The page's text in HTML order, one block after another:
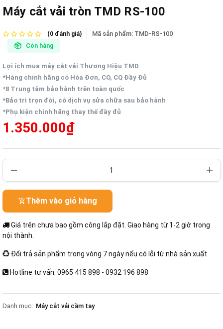
Máy cắt vải tròn TMD RS-100
(0 đánh giá) Mã sản phẩm: TMD-RS-100
Còn hàng
Lợi ích mua máy cắt vải Thương Hiệu TMD
*Hàng chính hãng có Hóa Đơn, CO, CQ Đầy Đủ
*8 Trung tâm bảo hành trên toàn quốc
*Bảo trì trọn đời, có dịch vụ sửa chữa sau bảo hành
*Phụ kiện chính hãng thay thế đầy đủ
1.350.000₫
Thêm vào giỏ hàng
Giá trên chưa bao gồm công lắp đặt. Giao hàng từ 1-2 giờ trong
nội thành.
Đổi trả sản phẩm trong vòng 7 ngày nếu có lỗi từ nhà sản xuất
Hotline tư vấn: 0965 415 898 - 0932 196 898
Danh mục: Máy cắt vải cầm tay